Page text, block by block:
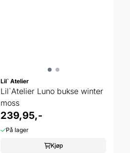
Lil` Atelier
Lil`Atelier Luno bukse winter
moss
239,95,-
På lager
Kjøp